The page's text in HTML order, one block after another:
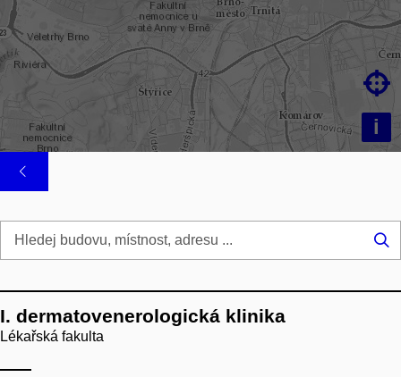
i

I. dermatovenerologická klinika
Lékařská fakulta